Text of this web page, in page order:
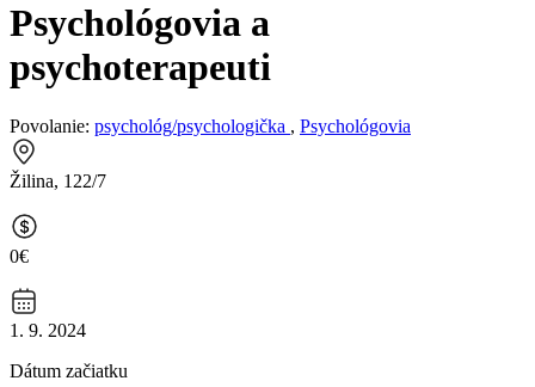
Psychológovia a
psychoterapeuti
Povolanie: psychológ/psychologička , Psychológovia
Žilina, 122/7
0€
1. 9. 2024
Dátum začiatku